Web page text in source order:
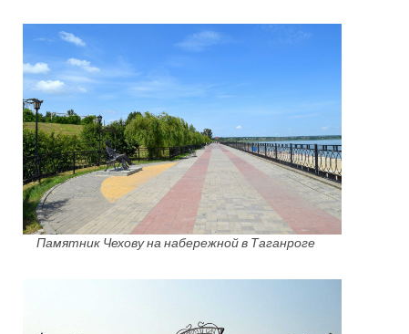
Памятник Чехову на набережной в Таганроге